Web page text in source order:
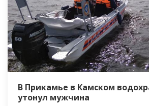
В Прикамье в Камском
утонул мужчина